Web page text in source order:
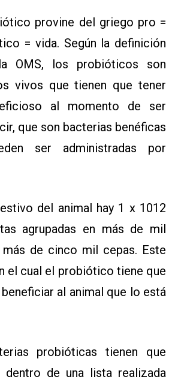
provine del griego pro =
= vida. Según la definición
OMS, los probióticos son
vivos que tienen que tener
al momento de ser
que son bacterias benéficas
ser administradas por
del animal hay 1 x 1012
agrupadas en más de mil
de cinco mil cepas. Este
el cual el probiótico tiene que
al animal que lo está
probióticas tienen que
dentro de una lista realizada